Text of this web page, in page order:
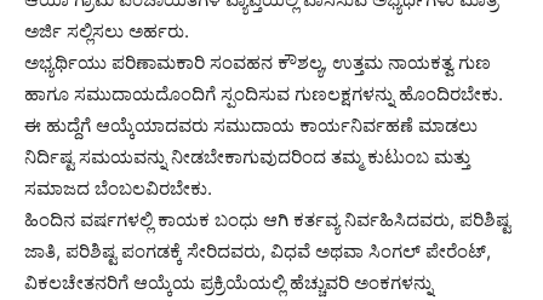
ಅರ್ಜಿ ಸಲ್ಲಿಸಲು ಅರ್ಹರು.
ಅಭ್ಯರ್ಥಿಯು ಪರಿಣಾಮಕಾರಿ ಸಂವಹನ ಕೌಶಲ್ಯ, ಉತ್ತಮ ನಾಯಕತ್ವ ಗುಣ
ಹಾಗೂ ಸಮುದಾಯದೊಂದಿಗೆ ಸ್ಪಂದಿಸುವ ಗುಣಲಕ್ಷಗಳನ್ನು ಹೊಂದಿರಬೇಕು.
ಈ ಹುದ್ದೆಗೆ ಆಯ್ಕೆಯಾದವರು ಸಮುದಾಯ ಕಾರ್ಯನಿರ್ವಹಣೆ ಮಾಡಲು
ನಿರ್ದಿಷ್ಟ ಸಮಯವನ್ನು ನೀಡಬೇಕಾಗುವುದರಿಂದ ತಮ್ಮ ಕುಟುಂಬ ಮತ್ತು
ಸಮಾಜದ ಬೆಂಬಲವಿರಬೇಕು.
ಹಿಂದಿನ ವರ್ಷಗಳಲ್ಲಿ ಕಾಯಕ ಬಂಧು ಆಗಿ ಕರ್ತವ್ಯ ನಿರ್ವಹಿಸಿದವರು, ಪರಿಶಿಷ್ಟ
ಜಾತಿ, ಪರಿಶಿಷ್ಟ ಪಂಗಡಕ್ಕೆ ಸೇರಿದವರು, ವಿಧವೆ ಅಥವಾ ಸಿಂಗಲ್ ಪೇರೆಂಟ್,
ವಿಕಲಚೇತನರಿಗೆ ಆಯ್ಕೆಯ ಪ್ರಕ್ರಿಯೆಯಲ್ಲಿ ಹೆಚ್ಚುವರಿ ಅಂಕಗಳನ್ನು